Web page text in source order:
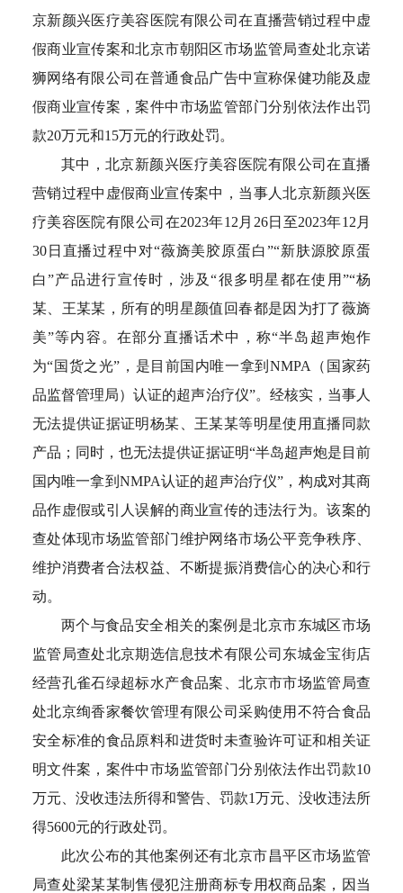
京新颜兴医疗美容医院有限公司在直播营销过程中虚
假商业宣传案和北京市朝阳区市场监管局查处北京诺
狮网络有限公司在普通食品广告中宣称保健功能及虚
假商业宣传案，案件中市场监管部门分别依法作出罚
款20万元和15万元的行政处罚。
其中，北京新颜兴医疗美容医院有限公司在直播
营销过程中虚假商业宣传案中，当事人北京新颜兴医
疗美容医院有限公司在2023年12月26日至2023年12月
30日直播过程中对“薇旖美胶原蛋白”“新肤源胶原蛋
白”产品进行宣传时，涉及“很多明星都在使用”“杨
某、王某某，所有的明星颜值回春都是因为打了薇旖
美”等内容。在部分直播话术中，称“半岛超声炮作
为“国货之光”，是目前国内唯一拿到NMPA（国家药
品监督管理局）认证的超声治疗仪”。经核实，当事人
无法提供证据证明杨某、王某某等明星使用直播同款
产品；同时，也无法提供证据证明“半岛超声炮是目前
国内唯一拿到NMPA认证的超声治疗仪”，构成对其商
品作虚假或引人误解的商业宣传的违法行为。该案的
查处体现市场监管部门维护网络市场公平竞争秩序、
维护消费者合法权益、不断提振消费信心的决心和行
动。
两个与食品安全相关的案例是北京市东城区市场
监管局查处北京期选信息技术有限公司东城金宝街店
经营孔雀石绿超标水产食品案、北京市市场监管局查
处北京绚香家餐饮管理有限公司采购使用不符合食品
安全标准的食品原料和进货时未查验许可证和相关证
明文件案，案件中市场监管部门分别依法作出罚款10
万元、没收违法所得和警告、罚款1万元、没收违法所
得5600元的行政处罚。
此次公布的其他案例还有北京市昌平区市场监管
局查处梁某某制售侵犯注册商标专用权商品案，因当